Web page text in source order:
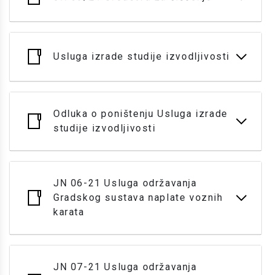
Usluga izrade studije izvodljivosti
Odluka o poništenju Usluga izrade
studije izvodljivosti
JN 06-21 Usluga održavanja
Gradskog sustava naplate voznih
karata
JN 07-21 Usluga održavanja